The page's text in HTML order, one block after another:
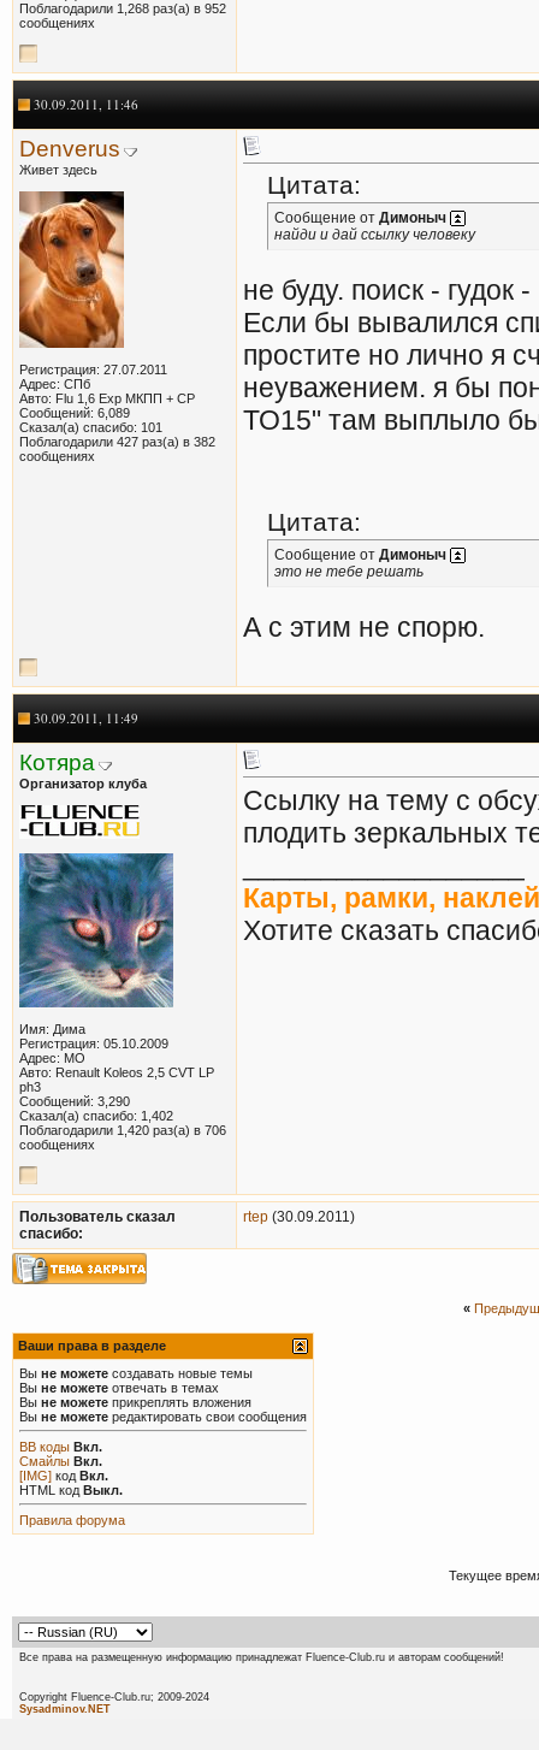
Поблагодарили 1,268 раз(а) в 952
сообщениях
30.09.2011, 11:46
Denverus
Живет здесь
Регистрация: 27.07.2011
Адрес: СПб
Авто: Flu 1,6 Exp МКПП + СР
Сообщений: 6,089
Сказал(а) спасибо: 101
Поблагодарили 427 раз(а) в 382
сообщениях
Цитата:
Сообщение от Димоныч
найди и дай ссылку человеку
не буду. поиск - гудок
Если бы вывалился
простите но лично я
неуважением. я бы
ТО15" там выплыло бы
Цитата:
Сообщение от Димоныч
это не тебе решать
А с этим не спорю.
30.09.2011, 11:49
Котяра
Организатор клуба
Имя: Дима
Регистрация: 05.10.2009
Адрес: МО
Авто: Renault Koleos 2,5 CVT LP
ph3
Сообщений: 3,290
Сказал(а) спасибо: 1,402
Поблагодарили 1,420 раз(а) в 706
сообщениях
Ссылку на тему с
плодить зеркальных
Карты, рамки,
Хотите сказать
Пользователь сказал
cпасибо:
rtep (30.09.2011)
«
Ваши права в разделе
Вы не можете создавать новые темы
Вы не можете отвечать в темах
Вы не можете прикреплять вложения
Вы не можете редактировать свои сообщения
BB коды Вкл.
Смайлы Вкл.
[IMG] код Вкл.
HTML код Выкл.
Правила форума
Текущее
Все права на размещенную информацию принадлежат Fluence-Club.ru и авторам сообщений!
Copyright Fluence-Club.ru;
Sysadminov.NET